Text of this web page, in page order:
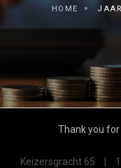
HOME
Thank you
Keizersgracht 65